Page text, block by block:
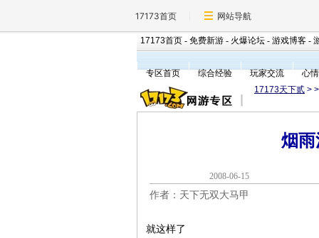
17173首页 网站导航
17173首页 - 免费新游 - 火爆论坛 - 游戏博客 -
专区首页 综合经验 玩家交流
心
17173天下贰 >
烟雨
2008-06-
作者：天下无双大马甲
就这样了